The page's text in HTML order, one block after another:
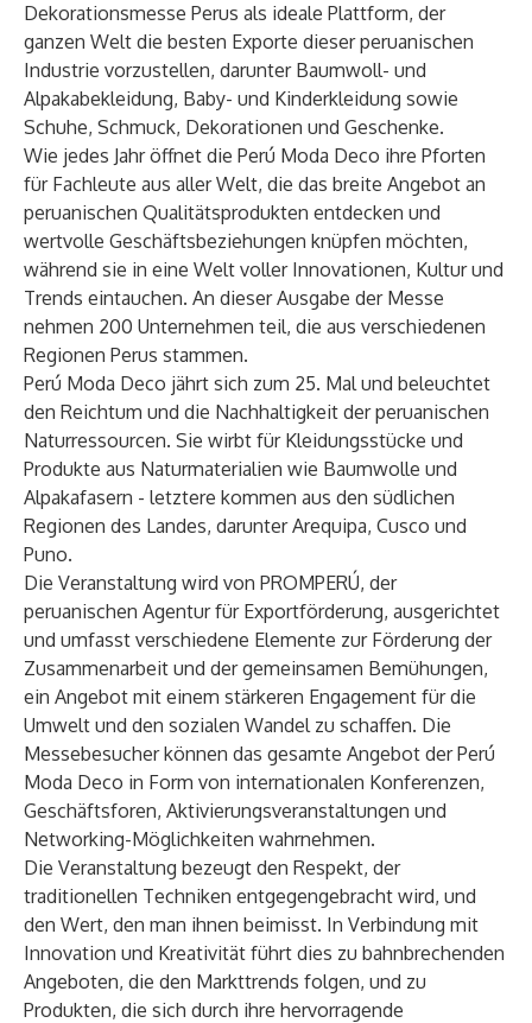
Dekorationsmesse Perus als ideale Plattform, der
ganzen Welt die besten Exporte dieser peruanischen
Industrie vorzustellen, darunter Baumwoll- und
Alpakabekleidung, Baby- und Kinderkleidung sowie
Schuhe, Schmuck, Dekorationen und Geschenke.
Wie jedes Jahr öffnet die Perú Moda Deco ihre Pforten
für Fachleute aus aller Welt, die das breite Angebot an
peruanischen Qualitätsprodukten entdecken und
wertvolle Geschäftsbeziehungen knüpfen möchten,
während sie in eine Welt voller Innovationen, Kultur und
Trends eintauchen. An dieser Ausgabe der Messe
nehmen 200 Unternehmen teil, die aus verschiedenen
Regionen Perus stammen.
Perú Moda Deco jährt sich zum 25. Mal und beleuchtet
den Reichtum und die Nachhaltigkeit der peruanischen
Naturressourcen. Sie wirbt für Kleidungsstücke und
Produkte aus Naturmaterialien wie Baumwolle und
Alpakafasern - letztere kommen aus den südlichen
Regionen des Landes, darunter Arequipa, Cusco und
Puno.
Die Veranstaltung wird von PROMPERÚ, der
peruanischen Agentur für Exportförderung, ausgerichtet
und umfasst verschiedene Elemente zur Förderung der
Zusammenarbeit und der gemeinsamen Bemühungen,
ein Angebot mit einem stärkeren Engagement für die
Umwelt und den sozialen Wandel zu schaffen. Die
Messebesucher können das gesamte Angebot der Perú
Moda Deco in Form von internationalen Konferenzen,
Geschäftsforen, Aktivierungsveranstaltungen und
Networking-Möglichkeiten wahrnehmen.
Die Veranstaltung bezeugt den Respekt, der
traditionellen Techniken entgegengebracht wird, und
den Wert, den man ihnen beimisst. In Verbindung mit
Innovation und Kreativität führt dies zu bahnbrechenden
Angeboten, die den Markttrends folgen, und zu
Produkten, die sich durch ihre hervorragende